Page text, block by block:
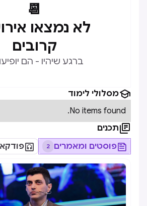
📆
לא נמצאו
קרובים
ברגע שיהיו - הם
מסלולי לימוד
No items found.
תכנים
פוסטים ומאמרים 2
